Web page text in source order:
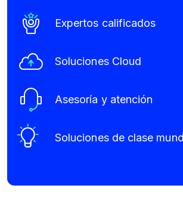
Expertos calificados
Soluciones Cloud
Asesoría y atención
Soluciones de clase